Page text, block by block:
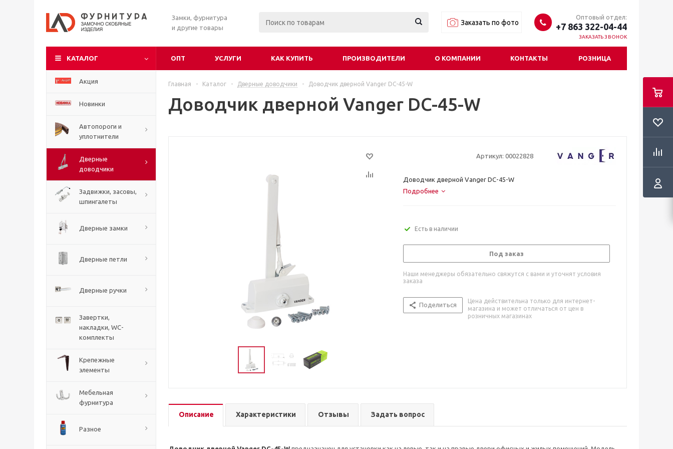
Замки, фурнитура
и другие товары
Заказать по фото
Оптовый отдел:
+7 863 322-04-44
ЗАКАЗАТЬ ЗВОНОК
КАТАЛОГ ОПТ УСЛУГИ КАК КУПИТЬ ПРОИЗВОДИТЕЛИ О КОМПАНИИ КОНТАКТЫ РОЗНИЦА
Акция
Новинки
Автопороги и
уплотнители
Дверные
доводчики
Задвижки, засовы,
шпингалеты
Дверные замки
Дверные петли
Дверные ручки
Завертки,
накладки, WC-
комплекты
Крепежные
элементы
Мебельная
фурнитура
Разное
Главная - Каталог - Дверные доводчики - Доводчик дверной Vanger DC-45-W
Доводчик дверной Vanger DC-45-W
Артикул: 00022828
Доводчик дверной Vanger DC-45-W
Подробнее
Есть в наличии
Под заказ
Наши менеджеры обязательно свяжутся с вами и уточнят условия
заказа
Поделиться
Цена действительна только для интернет-
магазина и может отличаться от цен в
розничных магазинах
Описание Характеристики Отзывы Задать вопрос